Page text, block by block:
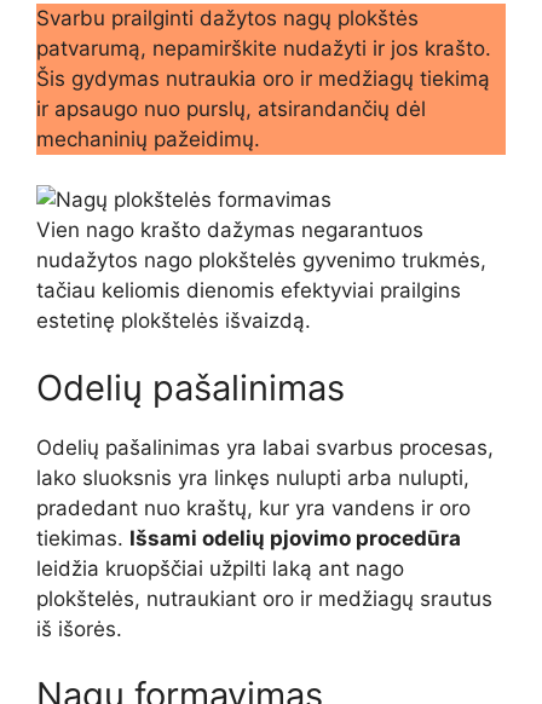
Svarbu prailginti dažytos nagų plokštės
patvarumą, nepamirškite nudažyti ir jos krašto.
Šis gydymas nutraukia oro ir medžiagų tiekimą
ir apsaugo nuo purslų, atsirandančių dėl
mechaninių pažeidimų.
Vien nago krašto dažymas negarantuos
nudažytos nago plokštelės gyvenimo trukmės,
tačiau keliomis dienomis efektyviai prailgins
estetinę plokštelės išvaizdą.
Odelių pašalinimas
Odelių pašalinimas yra labai svarbus procesas,
lako sluoksnis yra linkęs nulupti arba nulupti,
pradedant nuo kraštų, kur yra vandens ir oro
tiekimas. Išsami odelių pjovimo procedūra
leidžia kruopščiai užpilti laką ant nago
plokštelės, nutraukiant oro ir medžiagų srautus
iš išorės.
Nagų formavimas